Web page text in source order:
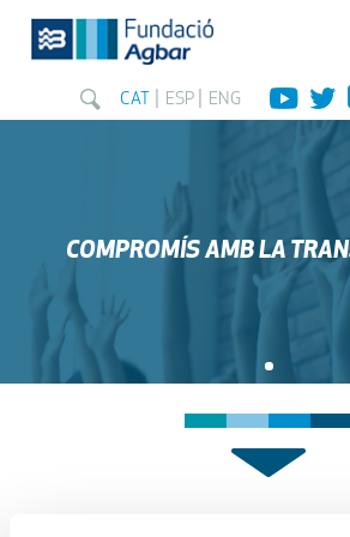
CAT ESP ENG
COMPROMÍS AMB LA